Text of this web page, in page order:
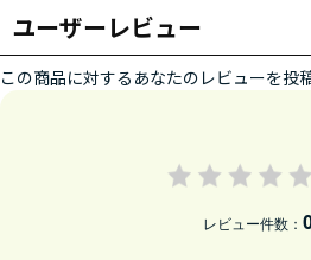
ユーザーレビュー
この商品に対するあなたのレビューを投
レビュー件数：